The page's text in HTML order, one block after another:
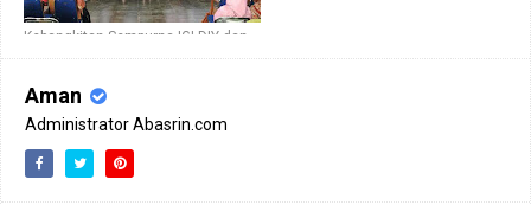
Kebangkitan Sempurna IGI DIY dan
Aman
Administrator Abasrin.com